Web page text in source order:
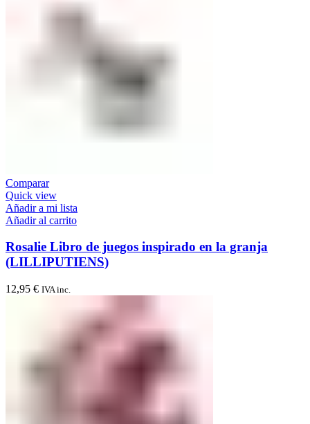
Comparar
Quick view
Añadir a mi lista
Añadir al carrito
Rosalie Libro de juegos inspirado en la granja
(LILLIPUTIENS)
12,95 € IVA inc.